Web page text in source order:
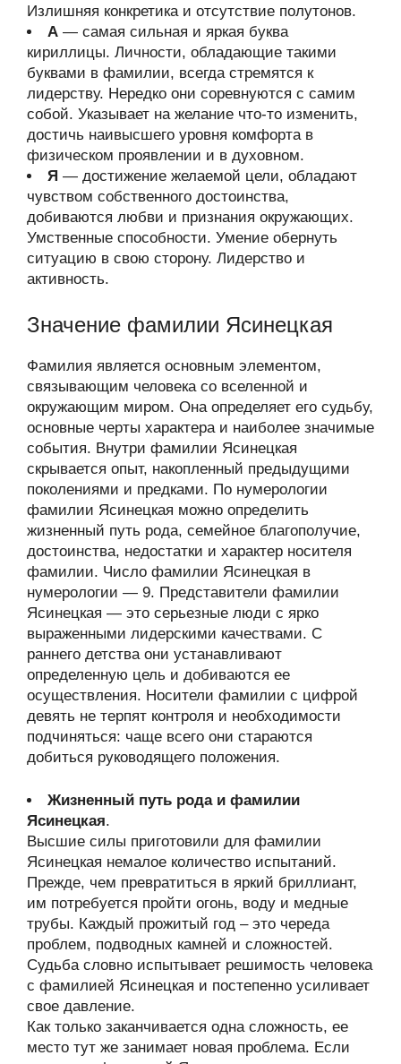
Излишняя конкретика и отсутствие полутонов.
А — самая сильная и яркая буква
кириллицы. Личности, обладающие такими
буквами в фамилии, всегда стремятся к
лидерству. Нередко они соревнуются с самим
собой. Указывает на желание что-то изменить,
достичь наивысшего уровня комфорта в
физическом проявлении и в духовном.
Я — достижение желаемой цели, обладают
чувством собственного достоинства,
добиваются любви и признания окружающих.
Умственные способности. Умение обернуть
ситуацию в свою сторону. Лидерство и
активность.
Значение фамилии Ясинецкая
Фамилия является основным элементом,
связывающим человека со вселенной и
окружающим миром. Она определяет его судьбу,
основные черты характера и наиболее значимые
события. Внутри фамилии Ясинецкая
скрывается опыт, накопленный предыдущими
поколениями и предками. По нумерологии
фамилии Ясинецкая можно определить
жизненный путь рода, семейное благополучие,
достоинства, недостатки и характер носителя
фамилии. Число фамилии Ясинецкая в
нумерологии — 9. Представители фамилии
Ясинецкая — это серьезные люди с ярко
выраженными лидерскими качествами. С
раннего детства они устанавливают
определенную цель и добиваются ее
осуществления. Носители фамилии с цифрой
девять не терпят контроля и необходимости
подчиняться: чаще всего они стараются
добиться руководящего положения.
Жизненный путь рода и фамилии
Ясинецкая.
Высшие силы приготовили для фамилии
Ясинецкая немалое количество испытаний.
Прежде, чем превратиться в яркий бриллиант,
им потребуется пройти огонь, воду и медные
трубы. Каждый прожитый год – это череда
проблем, подводных камней и сложностей.
Судьба словно испытывает решимость человека
с фамилией Ясинецкая и постепенно усиливает
свое давление.
Как только заканчивается одна сложность, ее
место тут же занимает новая проблема. Если